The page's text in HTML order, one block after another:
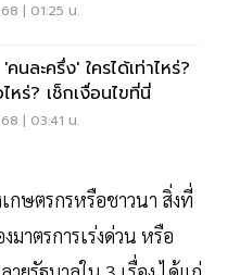
| 01:25 น.
นละครึ่ง' ใครได้เท่าไหร่?
ไหร่? เช็กเงื่อนไขที่นี่
| 03:41 น.
กษตรกรหรือชาวนา สิ่งที่
มาตรการเร่งด่วน หรือ